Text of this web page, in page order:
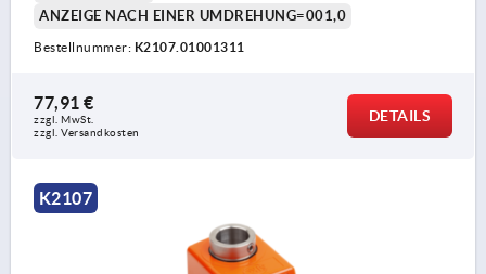
ANZEIGE NACH EINER UMDREHUNG=001,0
Bestellnummer: K2107.01001311
77,91 €
zzgl. MwSt.
zzgl. Versandkosten
DETAILS
K2107